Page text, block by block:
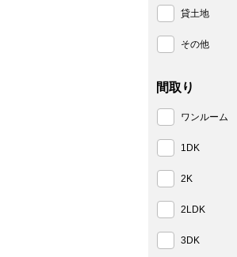
貸土地
その他
間取り
ワンルーム
1DK
2K
2LDK
3DK